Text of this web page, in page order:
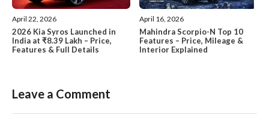
April 22, 2026
2026 Kia Syros Launched in
India at ₹8.39 Lakh – Price,
Features & Full Details
April 16, 2026
Mahindra Scorpio-N Top 10
Features – Price, Mileage &
Interior Explained
Leave a Comment